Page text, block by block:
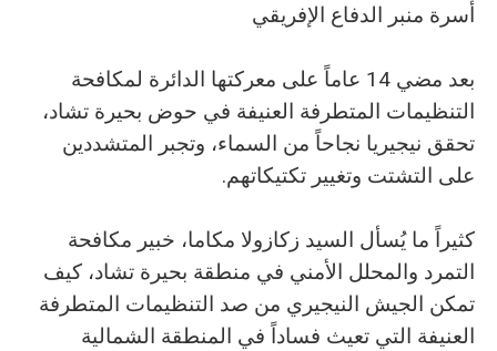
أسرة منبر الدفاع الإفريقي
بعد مضي 14 عاماً على معركتها الدائرة لمكافحة
التنظيمات المتطرفة العنيفة في حوض بحيرة تشاد،
تحقق نيجيريا نجاحاً من السماء، وتجبر المتشددين
على التشتت وتغيير تكتيكاتهم.
كثيراً ما يُسأل السيد زكازولا مكاما، خبير مكافحة
التمرد والمحلل الأمني في منطقة بحيرة تشاد، كيف
تمكن الجيش النيجيري من صد التنظيمات المتطرفة
العنيفة التي تعيث فساداً في المنطقة الشمالية